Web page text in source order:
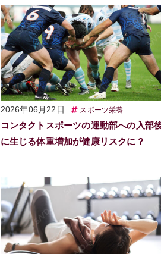
2026年06月22日 スポーツ栄養
コンタクトスポーツの運動部への入部
に生じる体重増加が健康リスクに？